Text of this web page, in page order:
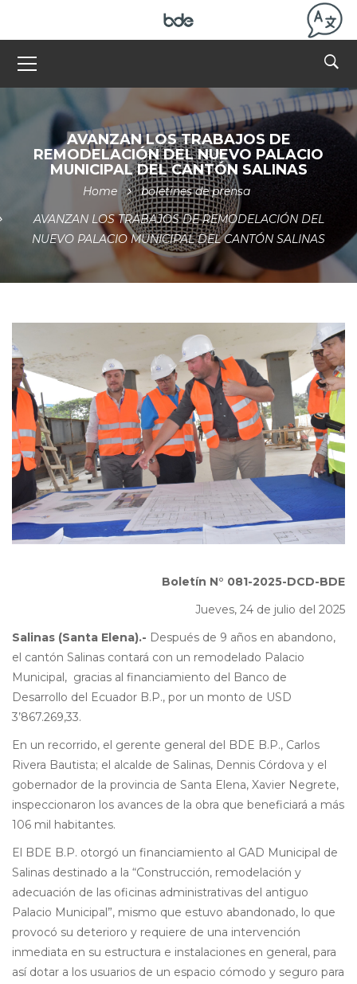
AVANZAN LOS TRABAJOS DE
REMODELACIÓN DEL NUEVO PALACIO
MUNICIPAL DEL CANTÓN SALINAS
Home
boletines de prensa
AVANZAN LOS TRABAJOS DE REMODELACIÓN DEL
NUEVO PALACIO MUNICIPAL DEL CANTÓN SALINAS
Boletín N° 081-2025-DCD-BDE
Jueves, 24 de julio del 2025
Salinas (Santa Elena).- Después de 9 años en abandono,
el cantón Salinas contará con un remodelado Palacio
Municipal, gracias al financiamiento del Banco de
Desarrollo del Ecuador B.P., por un monto de USD
3’867.269,33.
En un recorrido, el gerente general del BDE B.P., Carlos
Rivera Bautista; el alcalde de Salinas, Dennis Córdova y el
gobernador de la provincia de Santa Elena, Xavier Negrete,
inspeccionaron los avances de la obra que beneficiará a más
106 mil habitantes.
El BDE B.P. otorgó un financiamiento al GAD Municipal de
Salinas destinado a la “Construcción, remodelación y
adecuación de las oficinas administrativas del antiguo
Palacio Municipal”, mismo que estuvo abandonado, lo que
provocó su deterioro y requiere de una intervención
inmediata en su estructura e instalaciones en general, para
así dotar a los usuarios de un espacio cómodo y seguro para